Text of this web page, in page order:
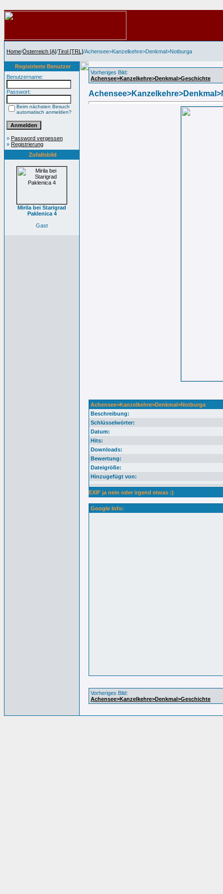
Home/Österreich [A]/Tirol [TRL]/Achensee>Kanzelkehre>Denkmal>Notburga
Registrierte Benutzer
Benutzername:
Passwort:
Beim nächsten Besuch
automatisch anmelden?
» Password vergessen
» Registrierung
Zufallsbild
Mirila bei Starigrad
Paklenica 4
Gast
Vorheriges Bild:
Achensee>Kanzelkehre>Denkmal>Geschichte
Achensee>Kanzelkehre>Denkmal>Notburga
Beschreibung:
Schlüsselwörter:
Datum:
Hits:
Downloads:
Bewertung:
Dateigröße:
Hinzugefügt von:
EXIF ja nein oder irgend etwas :)
Google Info:
Vorheriges Bild:
Achensee>Kanzelkehre>Denkmal>Geschichte